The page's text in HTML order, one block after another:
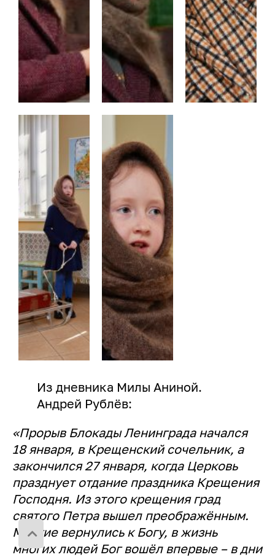
Из дневника Милы Аниной.
Андрей Рублёв:
«Прорыв Блокады Ленинграда начался
18 января, в Крещенский сочельник, а
закончился 27 января, когда Церковь
празднует отдание праздника Крещения
Господня. Из этого крещения град
святого Петра вышел преображённым.
Многие вернулись к Богу, в жизнь
многих людей Бог вошёл впервые – в дни